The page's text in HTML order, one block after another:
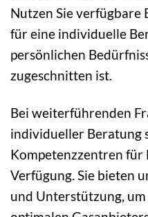
Nutzen Sie verfügbare
für eine individuelle
persönlichen
zugeschnitten ist.
Bei weiterführenden
individueller Beratung
Kompetenzzentren für
Verfügung. Sie bieten
und Unterstützung,